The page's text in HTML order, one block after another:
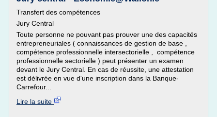
Transfert des compétences
Jury Central
Toute personne ne pouvant pas prouver une des capacités
entrepreneuriales ( connaissances de gestion de base ,
compétence professionnelle intersectorielle , compétence
professionnelle sectorielle ) peut présenter un examen
devant le Jury Central. En cas de réussite, une attestation
est délivrée en vue d'une inscription dans la Banque-
Carrefour...
Lire la suite